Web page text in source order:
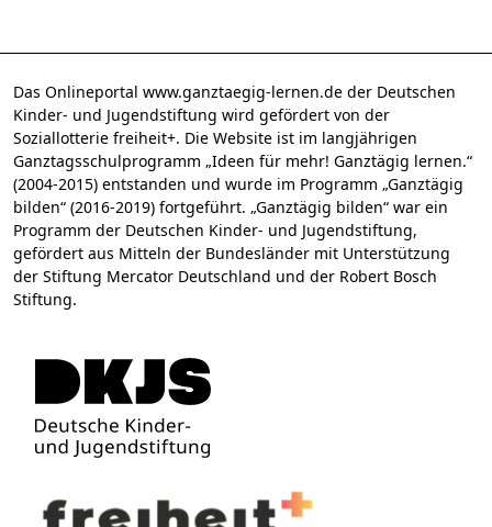
Das Onlineportal www.ganztaegig-lernen.de der Deutschen
Kinder- und Jugendstiftung wird gefördert von der
Soziallotterie freiheit+. Die Website ist im langjährigen
Ganztagsschulprogramm „Ideen für mehr! Ganztägig lernen.“
(2004-2015) entstanden und wurde im Programm „Ganztägig
bilden“ (2016-2019) fortgeführt. „Ganztägig bilden“ war ein
Programm der Deutschen Kinder- und Jugendstiftung,
gefördert aus Mitteln der Bundesländer mit Unterstützung
der Stiftung Mercator Deutschland und der Robert Bosch
Stiftung.